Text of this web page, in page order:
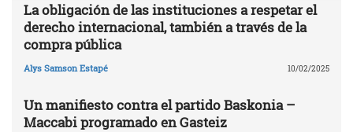
La obligación de las instituciones a respetar el
derecho internacional, también a través de la
compra pública
Alys Samson Estapé 10/02/2025
Un manifiesto contra el partido Baskonia –
Maccabi programado en Gasteiz